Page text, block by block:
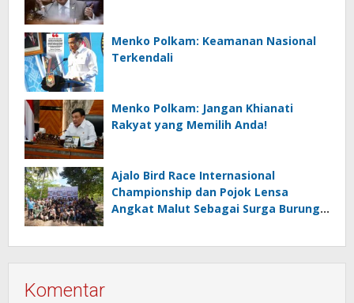
Menko Polkam: Keamanan Nasional
Terkendali
Menko Polkam: Jangan Khianati
Rakyat yang Memilih Anda!
Ajalo Bird Race Internasional
Championship dan Pojok Lensa
Angkat Malut Sebagai Surga Burung
Komentar